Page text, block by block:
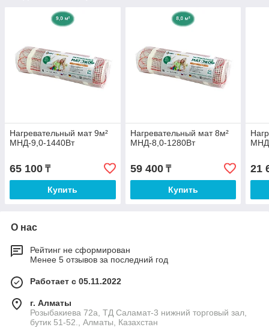
Нагревательный мат 9м²
МНД-9,0-1440Вт
65 100 ₸
Купить
Нагревательный мат 8м²
МНД-8,0-1280Вт
59 400₸
Купить
21
О нас
Рейтинг не сформирован
Менее 5 отзывов за последний год
Работает с 05.11.2022
г. Алматы
Розыбакиева 72а, ТД Саламат-3 нижний торговый зал,
бутик 51-52., Алматы, Казахстан